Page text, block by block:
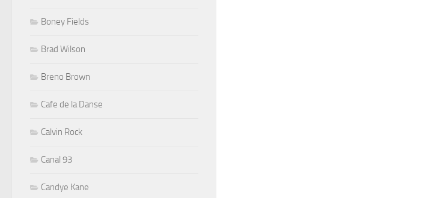
Boney Fields
Brad Wilson
Breno Brown
Cafe de la Danse
Calvin Rock
Canal 93
Candye Kane